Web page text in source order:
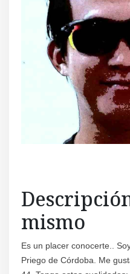
mismo
Es un placer conocerte..
Priego de Córdoba. Me